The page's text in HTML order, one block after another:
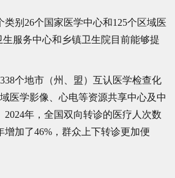
类别26个国家医学中心和125个区域医
生服务中心和乡镇卫生院目前能够提
个地市（州、盟）互认医学检查化
医学影像、心电等资源共享中心及中
年，全国双向转诊的医疗人次数
增加了46%，群众上下转诊更加便